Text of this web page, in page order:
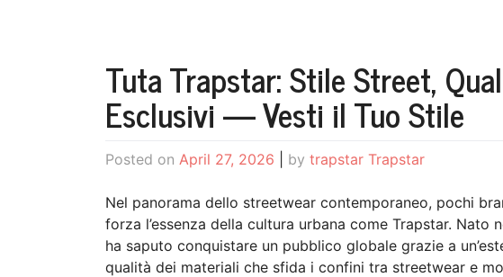
Tuta Trapstar: Stile Street,
Esclusivi — Vesti il Tuo Stile
Posted on April 27, 2026 by trapstar Trapstar
Nel panorama dello streetwear contemporaneo, pochi
forza l’essenza della cultura urbana come Trapstar. Nato
ha saputo conquistare un pubblico globale grazie a
qualità dei materiali che sfida i confini tra streetwear e